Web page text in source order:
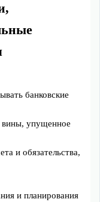
банковские
вины, упущенное
и обязательства,
и планирования